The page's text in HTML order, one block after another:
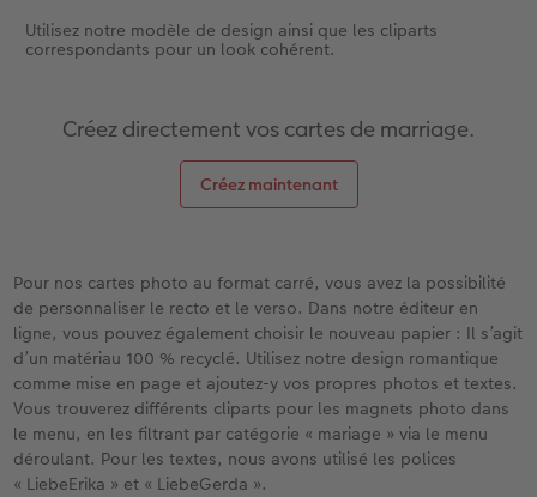
Utilisez notre modèle de design ainsi que les cliparts
correspondants pour un look cohérent.
Créez directement vos cartes de marriage.
Créez maintenant
Pour nos cartes photo au format carré, vous avez la possibilité
de personnaliser le recto et le verso. Dans notre éditeur en
ligne, vous pouvez également choisir le nouveau papier : Il s’agit
d’un matériau 100 % recyclé. Utilisez notre design romantique
comme mise en page et ajoutez-y vos propres photos et textes.
Vous trouverez différents cliparts pour les magnets photo dans
le menu, en les filtrant par catégorie « mariage » via le menu
déroulant. Pour les textes, nous avons utilisé les polices
« LiebeErika » et « LiebeGerda ».